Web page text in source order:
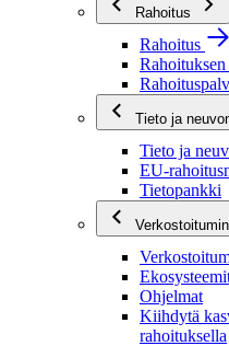
Rahoitus
Rahoitus
Tieto ja
Tieto ja
EU-
Tietopankki
Ohjelmat
Kiihdytä
rahoituksella